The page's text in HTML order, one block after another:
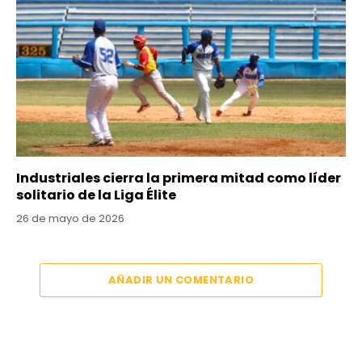
Industriales cierra la primera mitad como líder
solitario de la Liga Élite
26 de mayo de 2026
AÑADIR UN COMENTARIO